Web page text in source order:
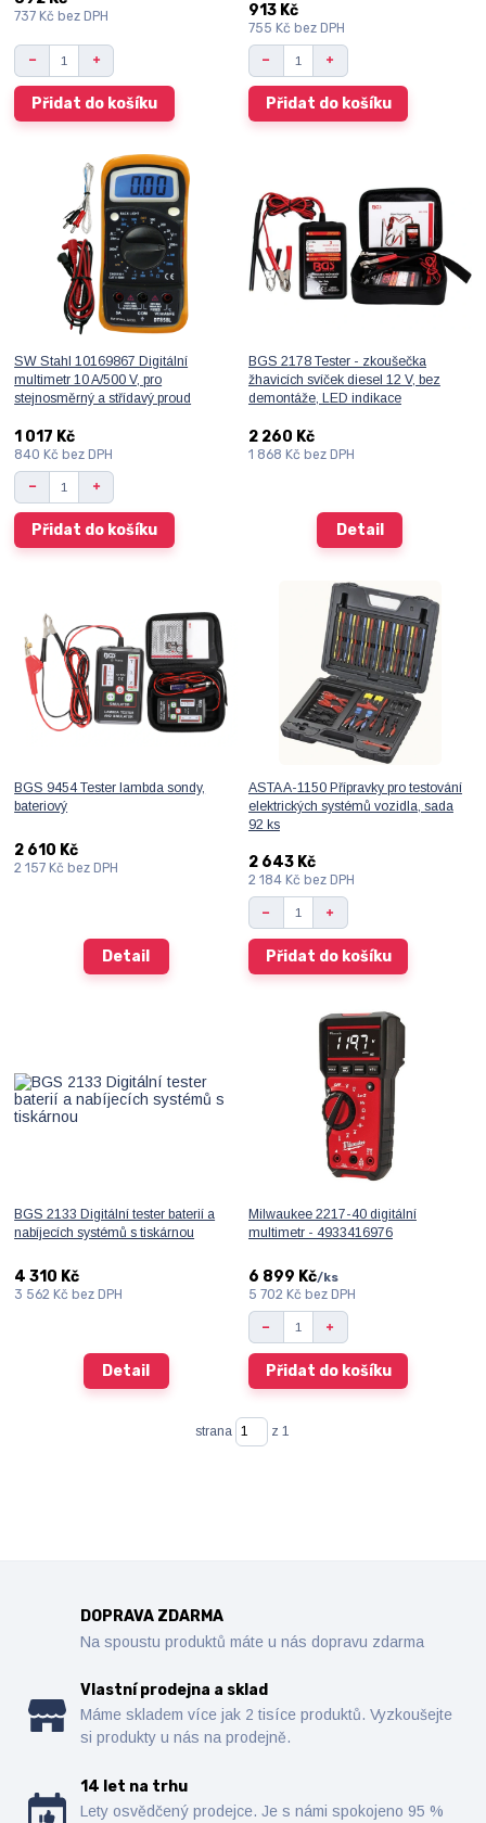
737 Kčbez DPH
Přidat do košíku
913 Kč
755 Kč bez DPH
Přidat do košíku
SW Stahl 10169867 Digitální
multimetr 10 A/500 V, pro
stejnosměrný a střídavý proud
1 017 Kč
840 Kčbez DPH
Přidat do košíku
BGS 2178 Tester - zkoušečka
žhavicích svíček diesel 12 V, bez
demontáže, LED indikace
2 260 Kč
1 868 Kč bez DPH
Detail
BGS 9454 Tester lambda sondy,
bateriový
2 610 Kč
2 157 Kč bez DPH
Detail
ASTA A-1150 Přípravky pro testování
elektrických systémů vozidla, sada
92 ks
2 643 Kč
2 184 Kč bez DPH
Přidat do košíku
BGS 2133 Digitální tester baterií a
nabíjecích systémů s tiskárnou
4 310 Kč
3 562 Kč bez DPH
Detail
Milwaukee 2217-40 digitální
multimetr - 4933416976
6 899 Kč/ks
5 702 Kč bez DPH
Přidat do košíku
strana z 1
DOPRAVA ZDARMA
Na spoustu produktů máte u nás dopravu zdarma
Vlastní prodejna a sklad
Máme skladem více jak 2 tisíce produktů. Vyzkoušejte
si produkty u nás na prodejně.
14 let na trhu
Lety osvědčený prodejce. Je s námi spokojeno 95 %